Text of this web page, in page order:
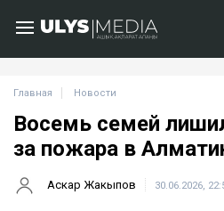
Главная Новости
Восемь семей
за пожара в
Аскар Жакыпов 30.06.2026,